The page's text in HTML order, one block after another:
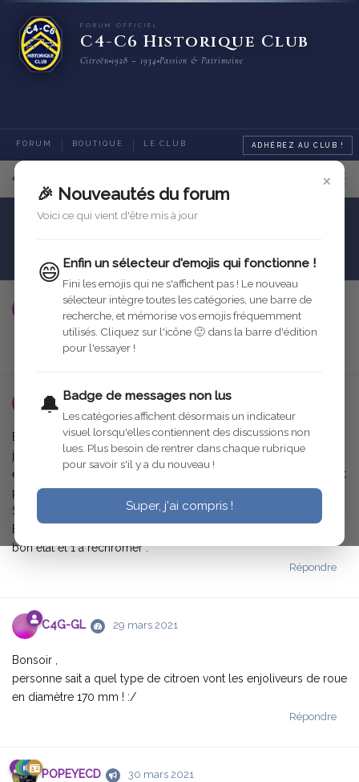
FORUM OFFICIEL
C4-C6 Historique Club
Citroën 1928 – 1934 Passion & Patrimoine
FORUM BOUTIQUE LE CLUB ADHÉREZ AU CLUB !
×
🎉 Nouveautés du forum
Voici ce qui vient d'être mis à jour
😄 Enfin un sélecteur d'emojis qui fonctionne !
Fini les emojis qui ne s'affichent pas ! Le nouveau
sélecteur intègre toutes les catégories, une barre de
recherche, et mémorise vos emojis fréquemment
utilisés. Cliquez sur l'icône 🙂 dans la barre d'édition
pour l'essayer !
🔔 Badge de messages non lus
Les catégories affichent désormais un indicateur
visuel lorsqu'elles contiennent des discussions non
lues. Plus besoin de rentrer dans chaque rubrique
pour savoir s'il y a du nouveau !
Super, j'ai compris !
Trains roulants
C4G-GL 26 mars 2021 Modifié
C4G-GL 26 mars 2021
Bonjour ,
j'ai acheté dernièrement 3 enjoliveurs sur LBC en pensant qu'ils
étaient prévus pour citroen rosalie .Malheureusement ,ils ne vont
pas car ils font 170 mm de diamètre au lieu de 168 mm :nonon: .
Sont ils prévu pour une Citroen C6 ? :study: .
Echange possible contre d'autres en 168 mm .J'en ai 2 en très
bon état et 1 a rechromer .
Répondre
C4G-GL 29 mars 2021
Bonsoir ,
personne sait a quel type de citroen vont les enjoliveurs de roue
en diamètre 170 mm ! :/
Répondre
POPEYECD 30 mars 2021